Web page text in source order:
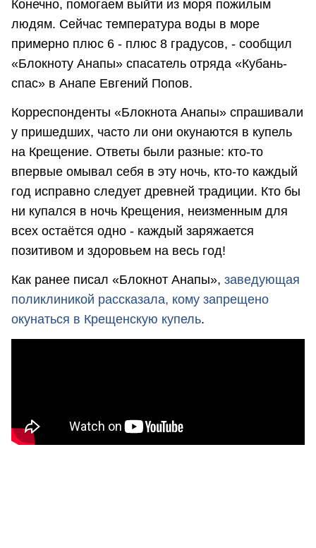
Конечно, помогаем выйти из моря пожилым
людям. Сейчас температура воды в море
примерно плюс 6 - плюс 8 градусов, - сообщил
«Блокноту Анапы» спасатель отряда «Кубань-
спас» в Анапе Евгений Попов.
Корреспонденты «Блокнота Анапы» спрашивали
у пришедших, часто ли они окунаются в купель
на Крещение. Ответы были разные: кто-то
впервые омывал себя в эту ночь, кто-то каждый
год исправно следует древней традиции. Кто бы
ни купался в ночь Крещения, неизменным для
всех остаётся одно - каждый заряжается
позитивом и здоровьем на весь год!
Как ранее писал «Блокнот Анапы», заведующая
поликлиникой рассказала, кому запрещено
окунаться в Крещенскую купель.